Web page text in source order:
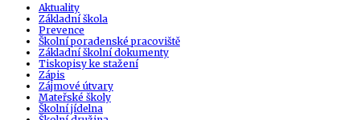
Aktuality
Základní škola
Prevence
Školní poradenské pracoviště
Základní školní dokumenty
Tiskopisy ke stažení
Zápis
Zájmové útvary
Mateřské školy
Školní jídelna